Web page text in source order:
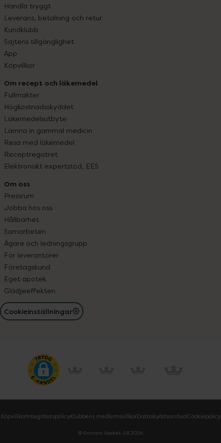
Handla tryggt
Leverans, betalning och retur
Kundklubb
Sajtens tillgänglighet
App
Köpvillkor
Om recept och läkemedel
Fullmakter
Högkostnadsskyddet
Läkemedelsutbyte
Lämna in gammal medicin
Resa med läkemedel
Receptregistret
Elektroniskt expertstöd, EES
Om oss
Pressrum
Jobba hos oss
Hållbarhet
Samarbeten
Ägare och ledningsgrupp
För leverantörer
Företagskund
Eget apotek
Glädjeeffekten
Cookieinställningar
KöpvillkorIntegritetspolicyKlubbens medlemsvillkorDataskyddsombudCookiepolicy
© Kronans Apotek AB 2026